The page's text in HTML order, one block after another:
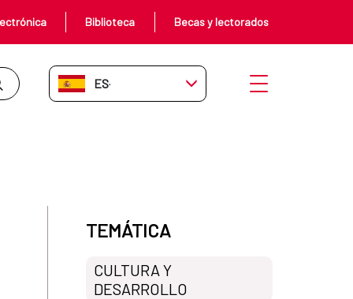
‘cuir’ y los ‘sexilio’
Biblioteca Becas y lectorados
ES-ES Abrir menú
TEMÁTICA
CULTURA Y
DESARROLLO